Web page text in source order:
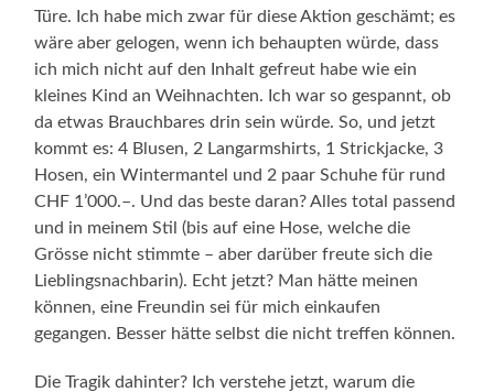
Türe. Ich habe mich zwar für diese Aktion geschämt; es
wäre aber gelogen, wenn ich behaupten würde, dass
ich mich nicht auf den Inhalt gefreut habe wie ein
kleines Kind an Weihnachten. Ich war so gespannt, ob
da etwas Brauchbares drin sein würde. So, und jetzt
kommt es: 4 Blusen, 2 Langarmshirts, 1 Strickjacke, 3
Hosen, ein Wintermantel und 2 paar Schuhe für rund
CHF 1’000.–. Und das beste daran? Alles total passend
und in meinem Stil (bis auf eine Hose, welche die
Grösse nicht stimmte – aber darüber freute sich die
Lieblingsnachbarin). Echt jetzt? Man hätte meinen
können, eine Freundin sei für mich einkaufen
gegangen. Besser hätte selbst die nicht treffen können.
Die Tragik dahinter? Ich verstehe jetzt, warum die